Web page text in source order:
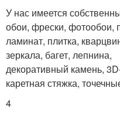
У нас имеется
обои, фрески, фотообои,
ламинат, плитка,
зеркала, багет, лепнина,
декоративный камень,
каретная стяжка,
4